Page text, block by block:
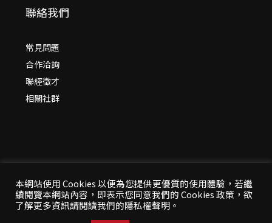
聯絡我們
常見問題
合作洽詢
聯經徵才
相關社群
© 2026 年聯經出版：思考，連結過去與未來
All Rights Reserved | 本站台資料為版權所有，非經同
本網站使用 Cookies 以便為您提供更優質的使用體驗，若繼
續閱覽本網站內容，即表示您同意我們的 Cookies 政策，欲
了解更多資訊請閱讀我們的隱私權聲明。